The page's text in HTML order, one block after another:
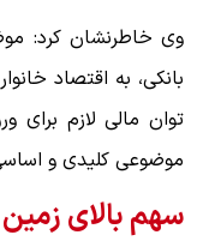
وی خاطرنشان کرد:
بانکی، به اقتصاد
توان مالی لازم برای
موضوعی کلیدی و
سهم بالای